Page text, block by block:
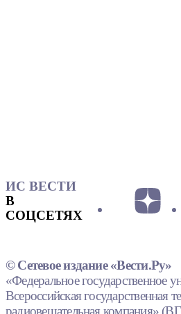
ИС ВЕСТИ
В
СОЦСЕТЯХ
© Сетевое издание «Вести.Ру»
«Федеральное государственное
Всероссийская государственная
радиовещательная компания»